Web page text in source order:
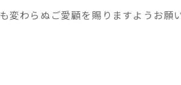
わらぬご愛顧を賜りますようお願